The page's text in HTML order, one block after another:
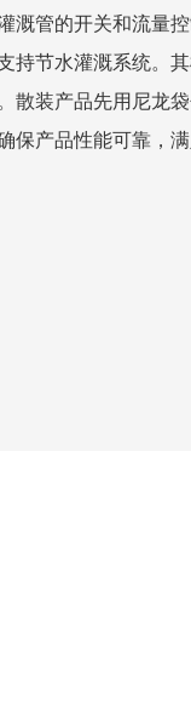
溉管的开关和流量
持节水灌溉系统。
散装产品先用尼龙
保产品性能可靠，